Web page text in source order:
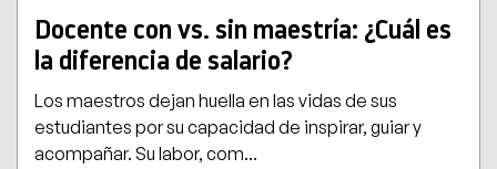
Docente con vs. sin maestría: ¿Cuál es
la diferencia de salario?
Los maestros dejan huella en las vidas de sus
estudiantes por su capacidad de inspirar, guiar y
acompañar. Su labor, com...